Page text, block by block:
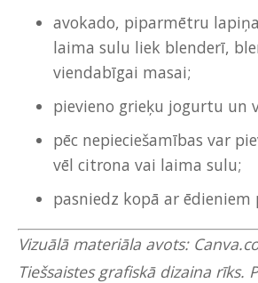
avokado, piparmētru
laima sulu liek blenderī,
viendabīgai masai;
pievieno grieķu jogurtu un
pēc nepieciešamības var
vēl citrona vai laima sulu;
pasniedz kopā ar ēdieniem
Vizuālā materiāla avots:
Tiešsaistes grafiskā dizaina rīks.